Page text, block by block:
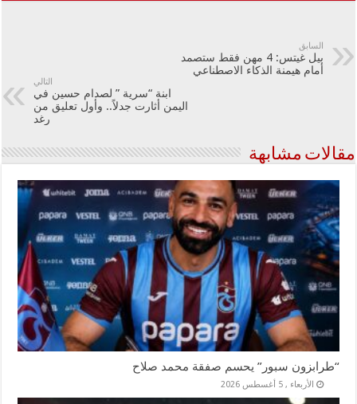
السابق
بيل غيتس: 4 مهن فقط ستصمد
أمام هيمنة الذكاء الاصطناعي
التالي
ابنة “سرية ” لصدام حسين في
اليمن أثارت جدلاً.. وأول تعليق من
رغد
مقالات مشابهة
“طرابزون سبور” يحسم صفقة محمد صلاح
الأربعاء , 5 أغسطس 2026